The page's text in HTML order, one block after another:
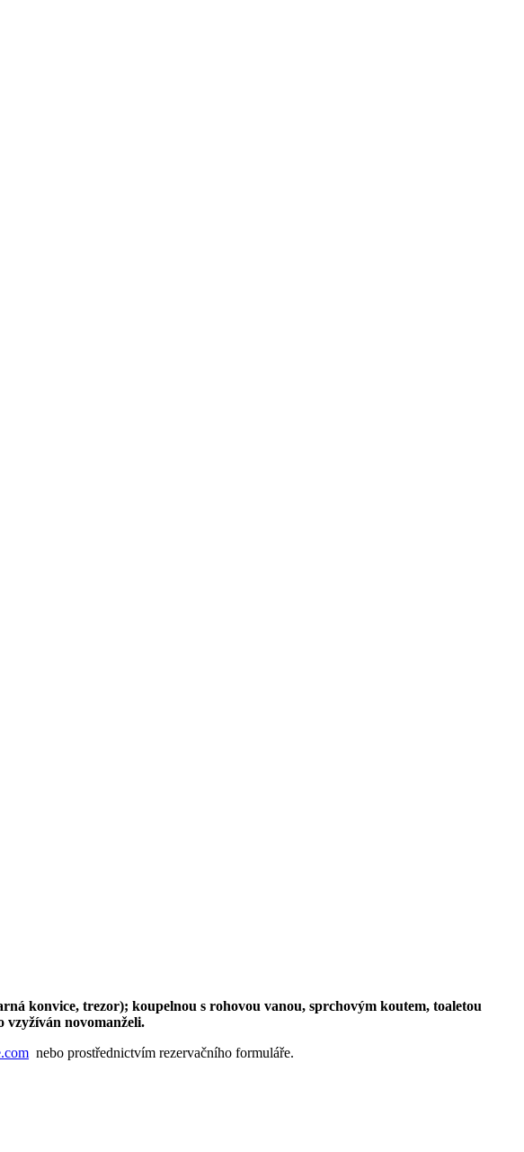
konvice, trezor); koupelnou s rohovou vanou, sprchovým koutem, toaletou
vzyžíván novomanželi.
nebo prostřednictvím rezervačního formuláře.